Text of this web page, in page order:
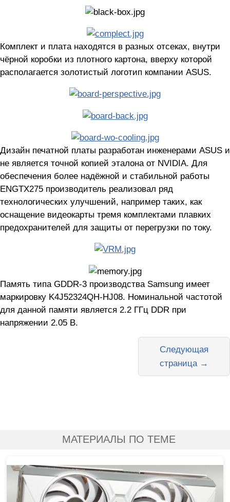
Комплект и плата находятся в разных отсеках, внутри
чёрной коробки из плотного картона, вверху которой
располагается золотистый логотип компании ASUS.
Дизайн печатной платы разработан инженерами ASUS и
не является точной копией эталона от NVIDIA. Для
обеспечения более надёжной и стабильной работы
ENGTX275 производитель реализовал ряд
технологических улучшений, например таких, как
оснащение видеокарты тремя комплектами плавких
предохранителей для защиты от перегрузки по току.
Память типа GDDR-3 производства Samsung имеет
маркировку K4J52324QH-HJ08. Номинальной частотой
для данной памяти является 2.2 ГГц DDR при
напряжении 2.05 В.
Следующая
страница →
МАТЕРИАЛЫ ПО ТЕМЕ